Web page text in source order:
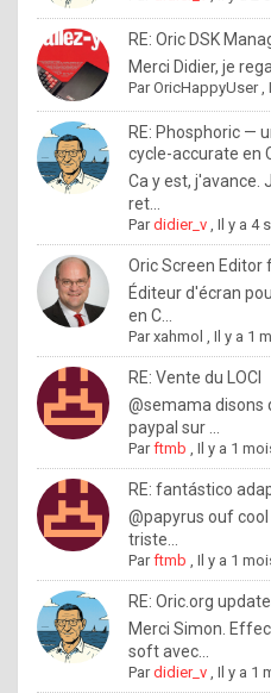
l
.
f
RE: Oric DSK
Merci Didier, je
ParOricHappyUser,
RE: Phosphoric —
cycle-accurate en
Ca y est, j'avance.
ret...
Pardidier_v ,Il y a 4
Oric Screen Editor
Éditeur d'écran
en C...
Parxahmol ,Il y a 1
RE: Vente du LOCI
@semama disons
paypal sur ...
Parftmb ,Il y a 1
RE: fantástico
@papyrus ouf
triste...
Parftmb ,Il y a 1
RE: Oric.org
Merci Simon.
soft avec...
Pardidier_v ,Il y a 1